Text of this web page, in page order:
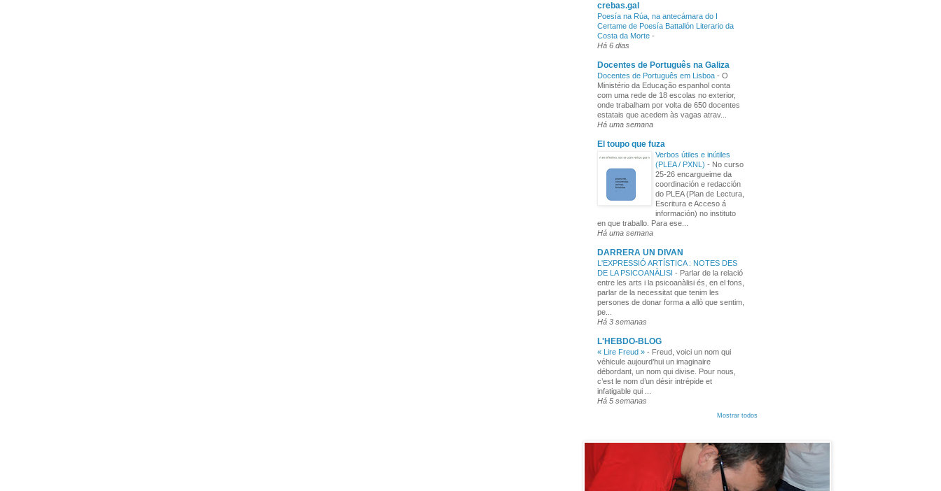
crebas.gal
Poesía na Rúa, na antecámara do I
Certame de Poesía Battallón Literario da
Costa da Morte -
Há 6 dias
Docentes de Português na Galiza
Docentes de Português em Lisboa - O
Ministério da Educação espanhol conta
com uma rede de 18 escolas no exterior,
onde trabalham por volta de 650 docentes
estatais que acedem às vagas atrav...
Há uma semana
El toupo que fuza
Verbos útiles e inútiles
(PLEA / PXNL) - No curso
25-26 encargueime da
coordinación e redacción
do PLEA (Plan de Lectura,
Escritura e Acceso á
información) no instituto
en que traballo. Para ese...
Há uma semana
DARRERA UN DIVAN
L'EXPRESSIÓ ARTÍSTICA : NOTES DES
DE LA PSICOANÀLISI - Parlar de la relació
entre les arts i la psicoanàlisi és, en el fons,
parlar de la necessitat que tenim les
persones de donar forma a allò que sentim,
pe...
Há 3 semanas
L'HEBDO-BLOG
« Lire Freud » - Freud, voici un nom qui
véhicule aujourd’hui un imaginaire
débordant, un nom qui divise. Pour nous,
c’est le nom d’un désir intrépide et
infatigable qui ...
Há 5 semanas
Mostrar todos